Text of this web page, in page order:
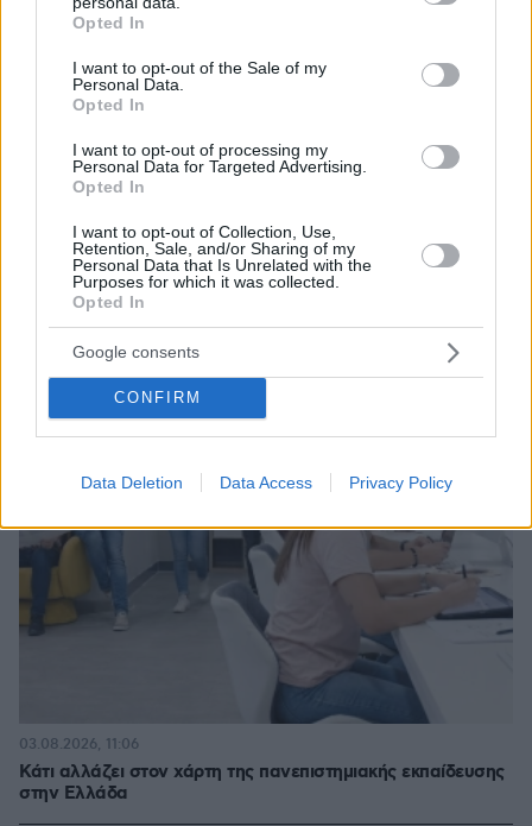
grant or deny consent to Google and its third-party tags to
use your data for below specified purposes in below Google
consent section.
Opted In
I want to opt-out of the Sale of my
Personal Data.
Opted In
I want to opt-out of processing my
Personal Data for Targeted Advertising.
Opted In
I want to opt-out of Collection, Use,
Retention, Sale, and/or Sharing of my
Personal Data that Is Unrelated with the
Purposes for which it was collected.
Opted In
Google consents
CONFIRM
Data Deletion Data Access Privacy Policy
Η Ελένη Μενεγάκη έκανε απόδραση στους Παξούς - Δείτε
22.06.2025, 14:09
Thema Insights
Κάτι αλλάζει στον χάρτη της πανεπιστημιακής εκπαίδευσης
στην Ελλάδα
03.08.2026, 11:06